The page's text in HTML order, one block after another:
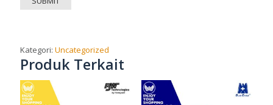
Kategori:Uncategorized
Produk Terkait